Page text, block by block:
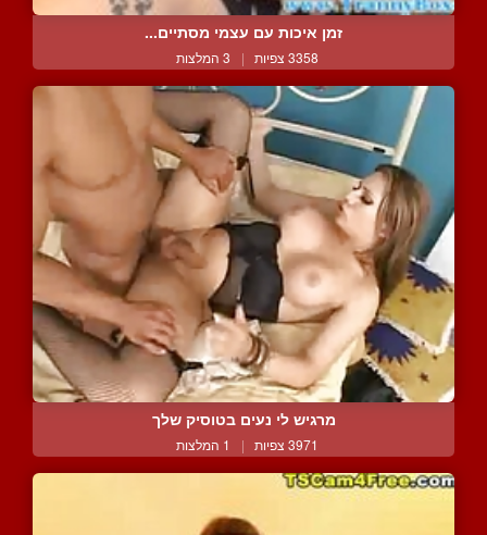
זמן איכות עם עצמי מסתיים...
3358 צפיות | 3 המלצות
מרגיש לי נעים בטוסיק שלך
3971 צפיות | 1 המלצות